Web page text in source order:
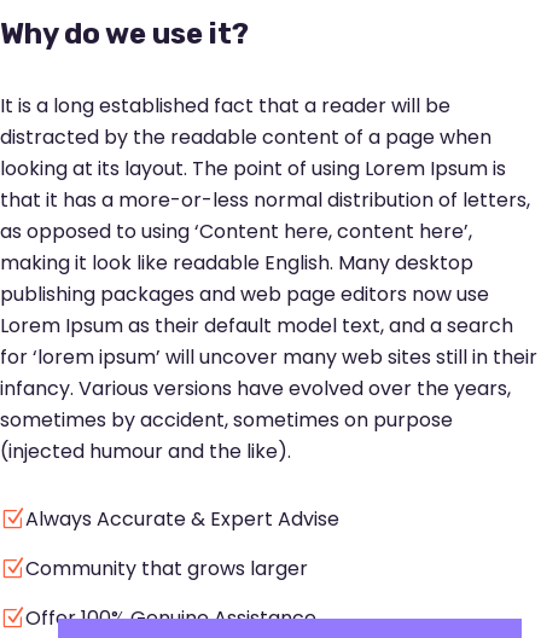
Why do we use it?
It is a long established fact that a reader will be
distracted by the readable content of a page when
looking at its layout. The point of using Lorem Ipsum is
that it has a more-or-less normal distribution of letters,
as opposed to using ‘Content here, content here’,
making it look like readable English. Many desktop
publishing packages and web page editors now use
Lorem Ipsum as their default model text, and a search
for ‘lorem ipsum’ will uncover many web sites still in their
infancy. Various versions have evolved over the years,
sometimes by accident, sometimes on purpose
(injected humour and the like).
ZAlways Accurate & Expert Advise
ZCommunity that grows larger
ZOffer 100% Genuine Assistance